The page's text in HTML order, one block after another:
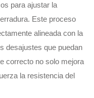
para ajustar la
Este proceso
alineada con la
desajustes que puedan
correcto no solo mejora
la resistencia del